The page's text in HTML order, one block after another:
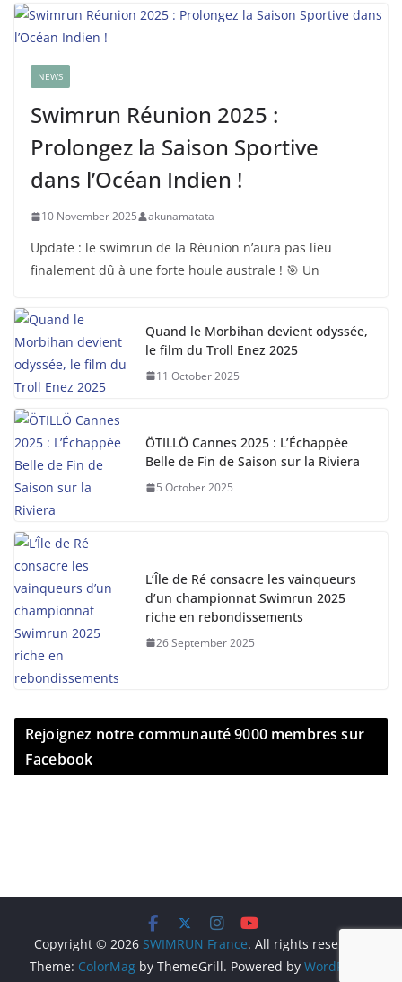
NEWS
Swimrun Réunion 2025 :
Prolongez la Saison Sportive
dans l’Océan Indien !
10 November 2025 akunamatata
Update : le swimrun de la Réunion n’aura pas lieu
finalement dû à une forte houle australe ! 🎯 Un
Quand le Morbihan devient odyssée,
le film du Troll Enez 2025
11 October 2025
ÖTILLÖ Cannes 2025 : L’Échappée
Belle de Fin de Saison sur la Riviera
5 October 2025
L’Île de Ré consacre les vainqueurs
d’un championnat Swimrun 2025
riche en rebondissements
26 September 2025
Rejoignez notre communauté 9000 membres sur
Facebook
Copyright © 2026 SWIMRUN France. All rights reserved.
Theme: ColorMag by ThemeGrill. Powered by WordPress